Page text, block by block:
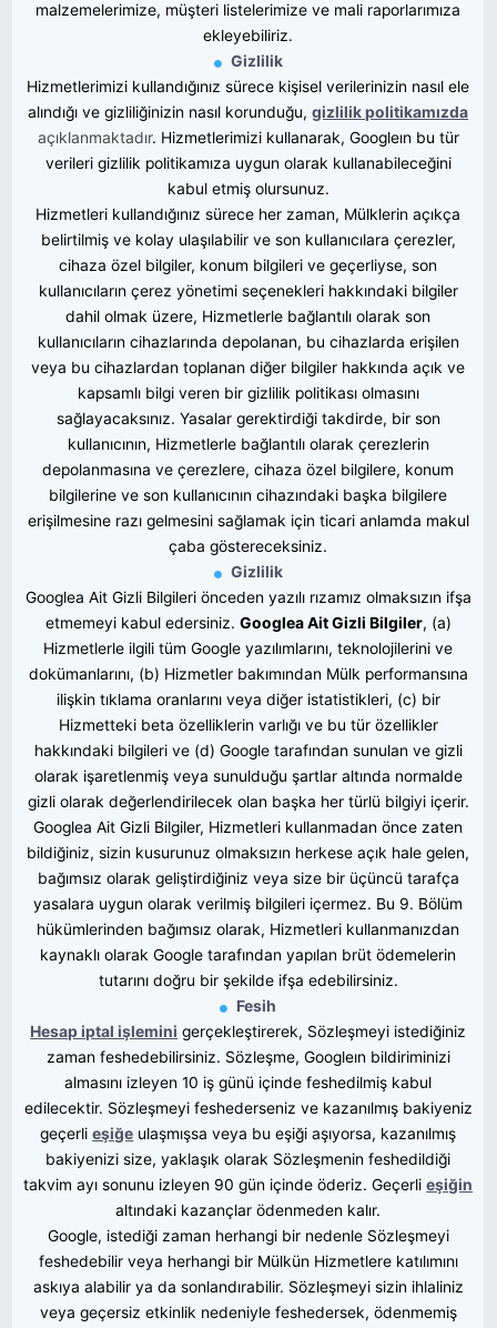
malzemelerimize, müşteri listelerimize ve mali raporlarımıza
ekleyebiliriz.
Gizlilik
Hizmetlerimizi kullandığınız sürece kişisel verilerinizin nasıl ele
alındığı ve gizliliğinizin nasıl korunduğu, gizlilik politikamızda
açıklanmaktadır. Hizmetlerimizi kullanarak, Googleın bu tür
verileri gizlilik politikamıza uygun olarak kullanabileceğini
kabul etmiş olursunuz.
Hizmetleri kullandığınız sürece her zaman, Mülklerin açıkça
belirtilmiş ve kolay ulaşılabilir ve son kullanıcılara çerezler,
cihaza özel bilgiler, konum bilgileri ve geçerliyse, son
kullanıcıların çerez yönetimi seçenekleri hakkındaki bilgiler
dahil olmak üzere, Hizmetlerle bağlantılı olarak son
kullanıcıların cihazlarında depolanan, bu cihazlarda erişilen
veya bu cihazlardan toplanan diğer bilgiler hakkında açık ve
kapsamlı bilgi veren bir gizlilik politikası olmasını
sağlayacaksınız. Yasalar gerektirdiği takdirde, bir son
kullanıcının, Hizmetlerle bağlantılı olarak çerezlerin
depolanmasına ve çerezlere, cihaza özel bilgilere, konum
bilgilerine ve son kullanıcının cihazındaki başka bilgilere
erişilmesine razı gelmesini sağlamak için ticari anlamda makul
çaba göstereceksiniz.
Gizlilik
Googlea Ait Gizli Bilgileri önceden yazılı rızamız olmaksızın ifşa
etmemeyi kabul edersiniz.  Googlea Ait Gizli Bilgiler, (a)
Hizmetlerle ilgili tüm Google yazılımlarını, teknolojilerini ve
dokümanlarını, (b) Hizmetler bakımından Mülk performansına
ilişkin tıklama oranlarını veya diğer istatistikleri, (c) bir
Hizmetteki beta özelliklerin varlığı ve bu tür özellikler
hakkındaki bilgileri ve (d) Google tarafından sunulan ve gizli
olarak işaretlenmiş veya sunulduğu şartlar altında normalde
gizli olarak değerlendirilecek olan başka her türlü bilgiyi içerir.
Googlea Ait Gizli Bilgiler, Hizmetleri kullanmadan önce zaten
bildiğiniz, sizin kusurunuz olmaksızın herkese açık hale gelen,
bağımsız olarak geliştirdiğiniz veya size bir üçüncü tarafça
yasalara uygun olarak verilmiş bilgileri içermez. Bu 9. Bölüm
hükümlerinden bağımsız olarak, Hizmetleri kullanmanızdan
kaynaklı olarak Google tarafından yapılan brüt ödemelerin
tutarını doğru bir şekilde ifşa edebilirsiniz.
Fesih
Hesap iptal işlemini gerçekleştirerek, Sözleşmeyi istediğiniz
zaman feshedebilirsiniz. Sözleşme, Googleın bildiriminizi
almasını izleyen 10 iş günü içinde feshedilmiş kabul
edilecektir. Sözleşmeyi feshederseniz ve kazanılmış bakiyeniz
geçerli eşiğe ulaşmışsa veya bu eşiği aşıyorsa, kazanılmış
bakiyenizi size, yaklaşık olarak Sözleşmenin feshedildiği
takvim ayı sonunu izleyen 90 gün içinde öderiz. Geçerli eşiğin
altındaki kazançlar ödenmeden kalır.
Google, istediği zaman herhangi bir nedenle Sözleşmeyi
feshedebilir veya herhangi bir Mülkün Hizmetlere katılımını
askıya alabilir ya da sonlandırabilir. Sözleşmeyi sizin ihlaliniz
veya geçersiz etkinlik nedeniyle feshedersek, ödenmemiş